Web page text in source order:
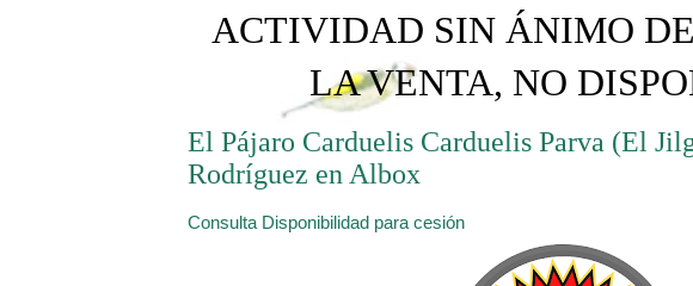
ACTIVIDAD SIN ÁNIMO
LA VENTA, NO
El Pájaro Carduelis Carduelis Parva (El
Rodríguez en Albox
Consulta Disponibilidad para cesión